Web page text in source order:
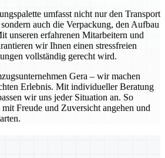
umfasst nicht nur den Transport
auch die Verpackung, den Aufbau
unseren erfahrenen Mitarbeitern und
wir Ihnen einen stressfreien
vollständig gerecht wird.
Gera – wir machen
Erlebnis. Mit individueller Beratung
wir uns jeder Situation an. So
Freude und Zuversicht angehen und